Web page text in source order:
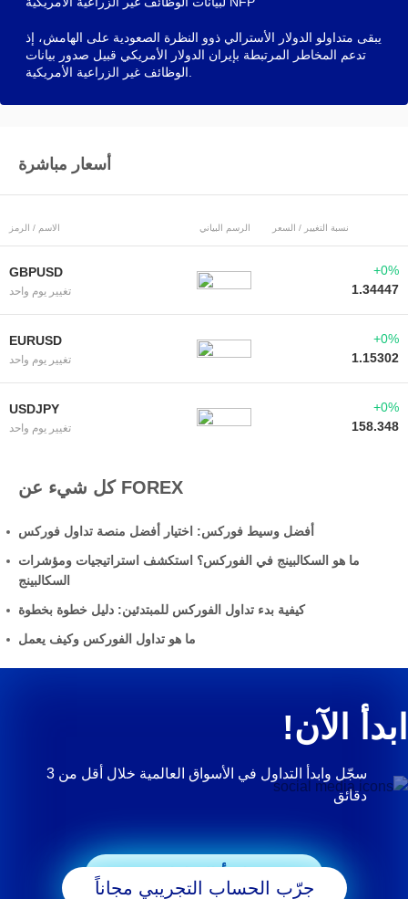
يبقى متداولو الدولار الأسترالي ذوو النظرة الصعودية على الهامش، إذ
تدعم المخاطر المرتبطة بإيران الدولار الأمريكي قبيل صدور بيانات
أسعار مباشرة
الاسم / الرمز الرسم البياني نسبة التغيير / السعر
GBPUSD
تغيير يوم واحد
+0%
1.34447
EURUSD
تغيير يوم واحد
+0%
1.15302
USDJPY
تغيير يوم واحد
+0%
158.348
كل شيء عن FOREX
أفضل وسيط فوركس: اختيار أفضل منصة تداول فوركس
ما هو السكالبينج في الفوركس؟ استكشف استراتيجيات ومؤشرات
السكالبينج
كيفية بدء تداول الفوركس للمبتدئين: دليل خطوة بخطوة
ما هو تداول الفوركس وكيف يعمل
ابدأ الآن!
سجّل وابدأ التداول في الأسواق العالمية خلال أقل من 3
دقائق
ابدأ التداول
جرّب الحساب التجريبي مجاناً